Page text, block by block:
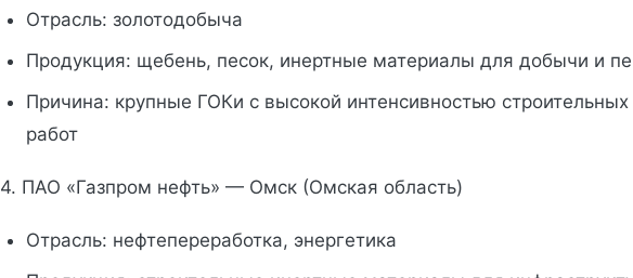
Отрасль: золотодобыча
Продукция: щебень, песок, инертные материалы для добычи и
Причина: крупные ГОКи с высокой интенсивностью
работ
4. ПАО «Газпром нефть» — Омск (Омская область)
Отрасль: нефтепереработка, энергетика